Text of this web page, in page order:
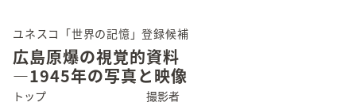
ユネスコ「世界の記憶」登録候補
広島原爆の視覚的資料
―1945年の写真と映像
トップ
撮影者